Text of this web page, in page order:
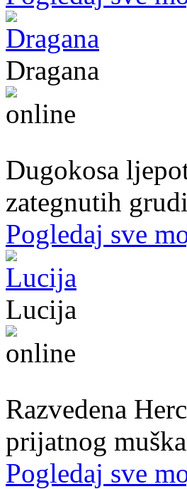
Dragana
Dugokosa
zategnutih grudi
Pogledaj sve
Lucija
Razvedena
prijatnog
Pogledaj sve